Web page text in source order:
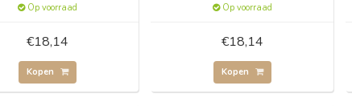
Op voorraad
€18,14
Kopen
Op voorraad
€18,14
Kopen